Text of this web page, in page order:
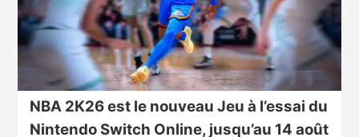
NBA 2K26 est le nouveau Jeu à l’essai du
Nintendo Switch Online, jusqu’au 14 août